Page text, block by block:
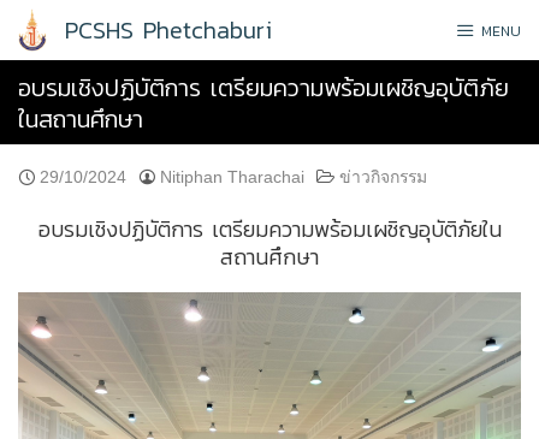
Skip
PCSHS Phetchaburi MENU
อบรมเชิงปฏิบัติการ เตรียมความพร้อมเผชิญอุบัติภัย
ในสถานศึกษา
29/10/2024 Nitiphan Tharachai ข่าวกิจกรรม
อบรมเชิงปฏิบัติการ เตรียมความพร้อมเผชิญอุบัติภัยใน
สถานศึกษา